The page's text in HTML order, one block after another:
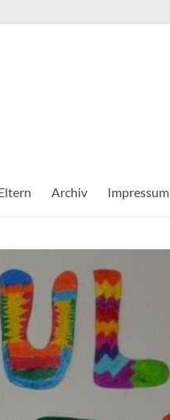
Archiv Impressum